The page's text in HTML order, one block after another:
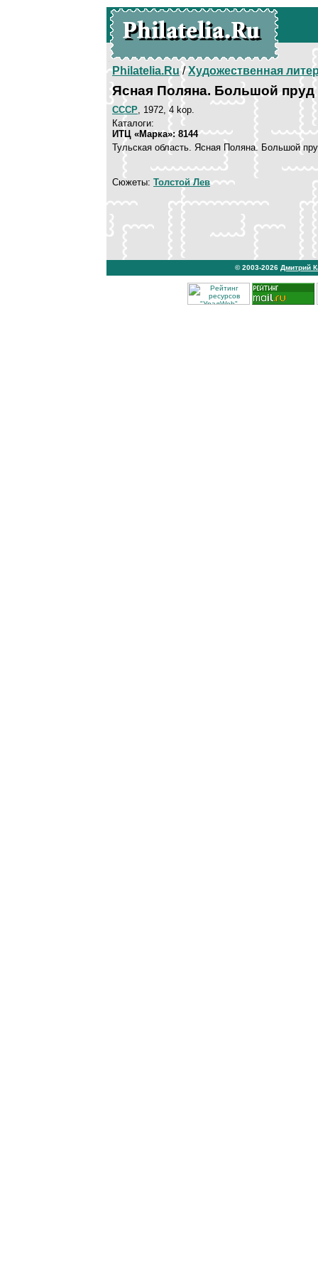
Philatelia.Ru/Художественная
Ясная Поляна. Большой пруд
СССР, 1972, 4 kop.
Каталоги:
ИТЦ «Марка»: 8144
Тульская область. Ясная Поляна. Большой
Сюжеты: Толстой Лев
© 2003-2026 Дмитрий